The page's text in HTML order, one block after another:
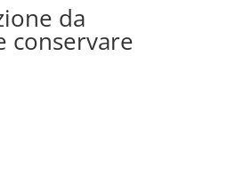
da
conservare